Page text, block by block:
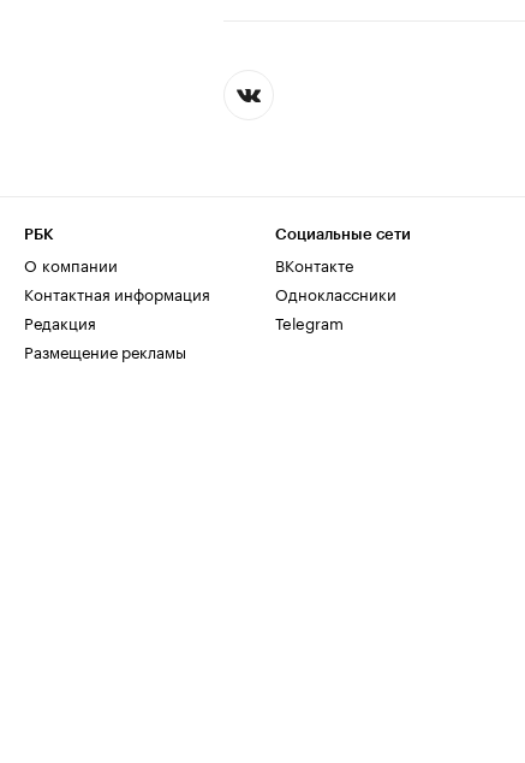
РБК
О компании
Контактная информация
Редакция
Размещение рекламы
Социальные сети
ВКонтакте
Одноклассники
Telegram